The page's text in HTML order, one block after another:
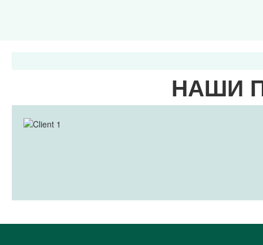
НАШИ